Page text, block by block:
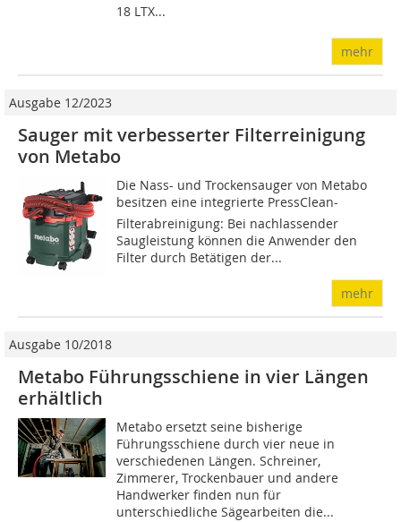
18 LTX...
mehr
Ausgabe 12/2023
Sauger mit verbesserter Filterreinigung
von Metabo
Die Nass- und Trockensauger von Metabo
besitzen eine integrierte PressClean-
Filterabreinigung: Bei nachlassender
Saugleistung können die Anwender den
Filter durch Betätigen der...
mehr
Ausgabe 10/2018
Metabo Führungsschiene in vier Längen
erhältlich
Metabo ersetzt seine bisherige
Führungsschiene durch vier neue in
verschiedenen Längen. Schreiner,
Zimmerer, Trockenbauer und andere
Handwerker finden nun für
unterschiedliche Sägearbeiten die...